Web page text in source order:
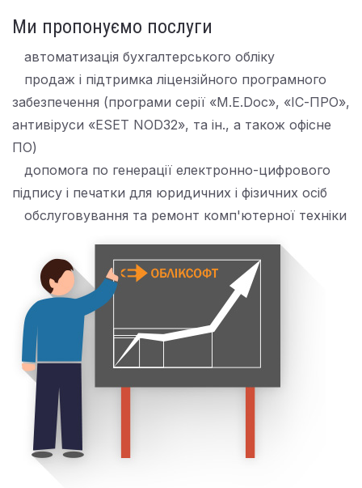
Ми пропонуємо послуги
автоматизація бухгалтерського обліку
продаж і підтримка ліцензійного програмного
забезпечення (програми серії «M.E.Doc», «ІС-ПРО»,
антивіруси «ESET NOD32», та ін., а також офісне
ПО)
допомога по генерації електронно-цифрового
підпису і печатки для юридичних і фізичних осіб
обслуговування та ремонт комп'ютерної техніки